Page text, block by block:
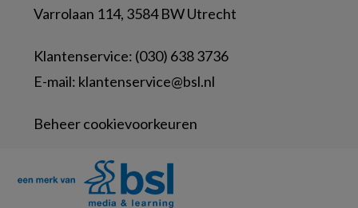
Varrolaan 114, 3584 BW Utrecht
Klantenservice: (030) 638 3736
E-mail: klantenservice@bsl.nl
Beheer cookievoorkeuren